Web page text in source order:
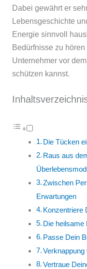
Dabei gewährt er
Lebensgeschichte
Energie sinnvoll
Bedürfnisse zu
Unternehmer vor
schützen kannst.
Die Tücken
Raus aus
Zwischen
Erwartungen
Konzentriere
Die heilsame
Passe Dein
Verknappung
Vertraue